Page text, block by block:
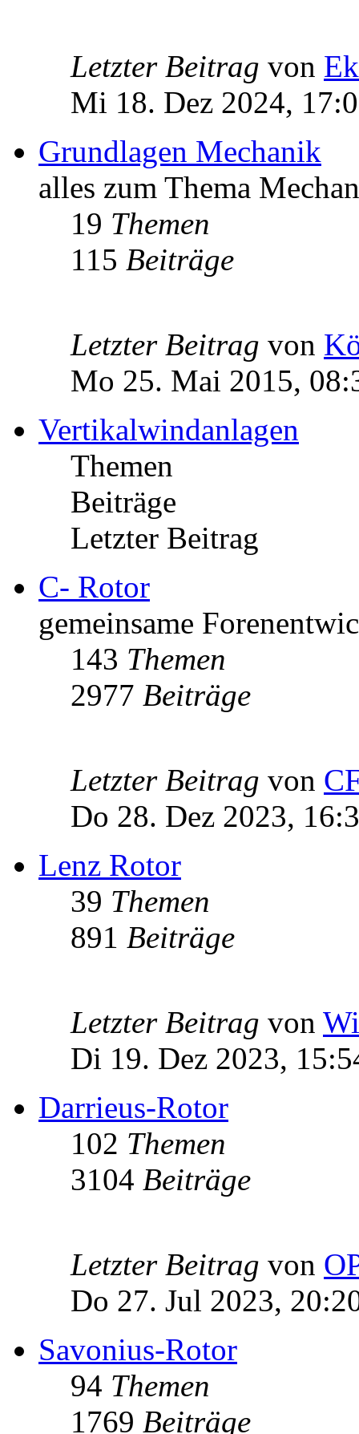
Letzter Beitrag von
Mi 18. Dez 2024,
Grundlagen Mechanik
alles zum Thema
19 Themen
115 Beiträge
Letzter Beitrag von
Mo 25. Mai 2015,
Vertikalwindanlagen
Themen
Beiträge
Letzter Beitrag
C- Rotor
gemeinsame
143 Themen
2977 Beiträge
Letzter Beitrag von
Do 28. Dez 2023,
Lenz Rotor
39 Themen
891 Beiträge
Letzter Beitrag von
Di 19. Dez 2023,
Darrieus-Rotor
102 Themen
3104 Beiträge
Letzter Beitrag von
Do 27. Jul 2023,
Savonius-Rotor
94 Themen
1769 Beiträge